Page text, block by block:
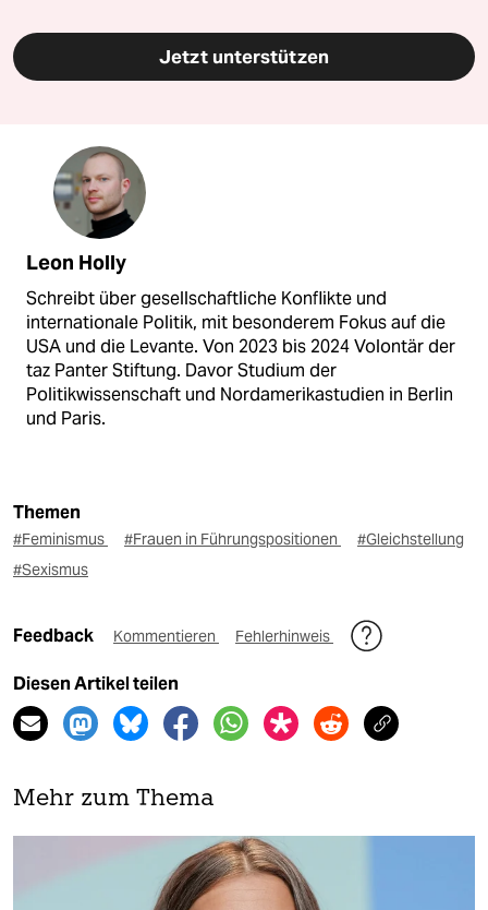
Jetzt unterstützen
Leon Holly
Schreibt über gesellschaftliche Konflikte und
internationale Politik, mit besonderem Fokus auf die
USA und die Levante. Von 2023 bis 2024 Volontär der
taz Panter Stiftung. Davor Studium der
Politikwissenschaft und Nordamerikastudien in Berlin
und Paris.
Themen
#Feminismus #Frauen in Führungspositionen
#Gleichstellung
#Sexismus
Feedback Kommentieren Fehlerhinweis
Diesen Artikel teilen
Mehr zum Thema